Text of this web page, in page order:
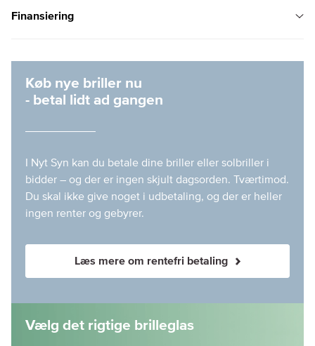
Finansiering
Køb nye briller nu
- betal lidt ad gangen
I Nyt Syn kan du betale dine briller eller solbriller i
bidder – og der er ingen skjult dagsorden. Tværtimod.
Du skal ikke give noget i udbetaling, og der er heller
ingen renter og gebyrer.
Læs mere om rentefri betaling
Vælg det rigtige brilleglas